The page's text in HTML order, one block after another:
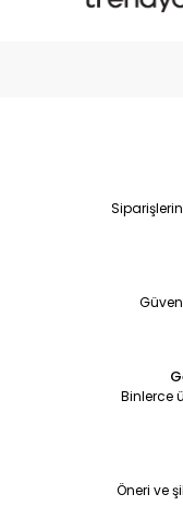
Binlerce
Öneri ve